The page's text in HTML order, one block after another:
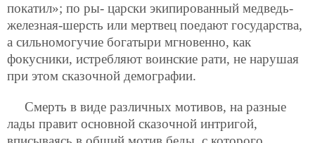
покатил»; по ры- царски экипированный медведь-
железная-шерсть или мертвец поедают государства,
а сильномогучие богатыри мгновенно, как
фокусники, истребляют воинские рати, не нарушая
при этом сказочной демографии.
Смерть в виде различных мотивов, на разные
лады правит основной сказочной интригой,